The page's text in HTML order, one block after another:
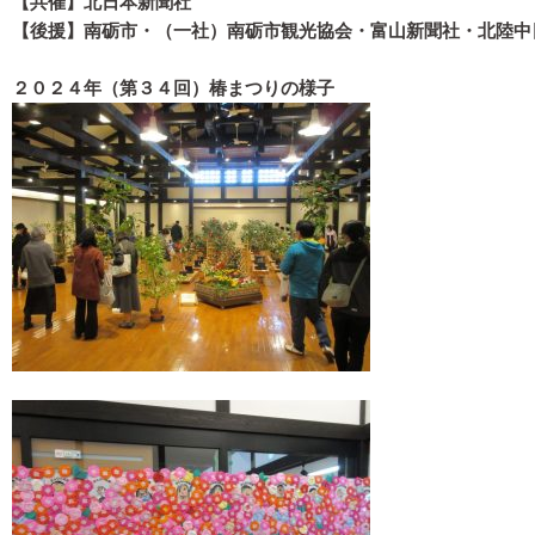
【後援】南砺市・（一社）南砺市観光協会・富山新聞社・北陸
２０２４年（第３４回）椿まつりの様子